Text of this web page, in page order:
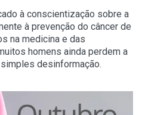
à conscientização sobre a
à prevenção do câncer de
na medicina e das
homens ainda perdem a
desinformação.